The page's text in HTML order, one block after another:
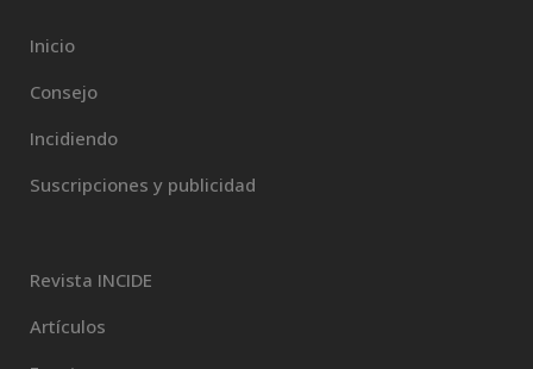
Inicio
Consejo
Incidiendo
Suscripciones y publicidad
Revista INCIDE
Artículos